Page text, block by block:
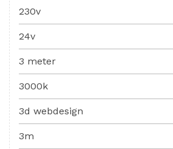
230v
24v
3 meter
3000k
3d webdesign
3m